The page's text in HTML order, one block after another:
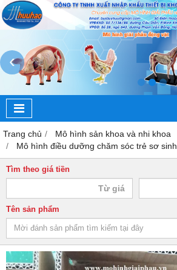
‹
Trang chủ
Mô hình sản khoa và nhi khoa
Mô hình điều dưỡng chăm sóc trẻ sơ sinh
Tìm theo giá tiền
Tên sản phẩm